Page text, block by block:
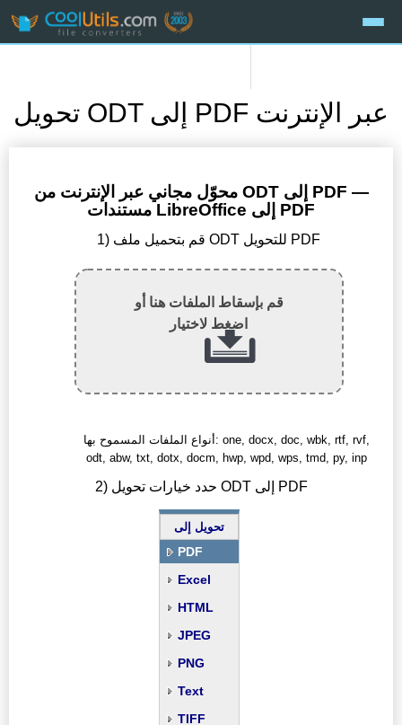
تحويل ODT إلى PDF عبر الإنترنت
محوّل مجاني عبر الإنترنت من ODT إلى PDF —
مستندات LibreOffice إلى PDF
1) قم بتحميل ملف ODT للتحويل PDF
قم بإسقاط الملفات هنا أو
اضغط لاختيار
أنواع الملفات المسموح بها: one, docx, doc, wbk, rtf, rvf,
odt, abw, txt, dotx, docm, hwp, wpd, wps, tmd, py, inp
2) حدد خيارات تحويل ODT إلى PDF
تحويل إلى
PDF
Excel
HTML
JPEG
PNG
Text
TIFF